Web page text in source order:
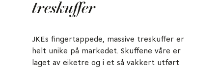
treskuffer
JKEs fingertappede, massive treskuffer er
helt unike på markedet. Skuffene våre er
laget av eiketre og i et så vakkert utført